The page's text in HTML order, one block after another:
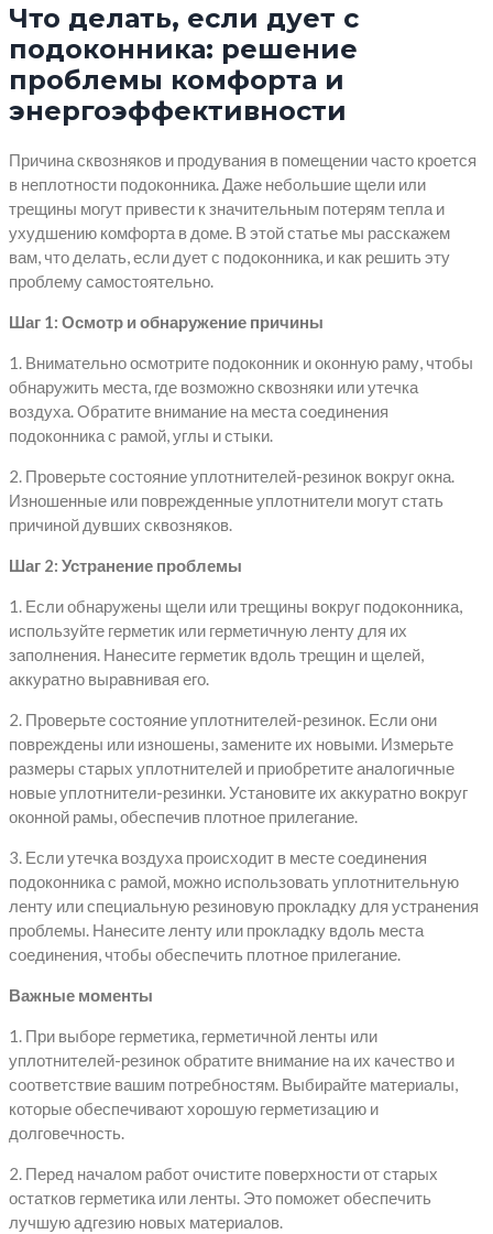
Что делать, если дует с
подоконника: решение
проблемы комфорта и
энергоэффективности
Причина сквозняков и продувания в помещении часто кроется
в неплотности подоконника. Даже небольшие щели или
трещины могут привести к значительным потерям тепла и
ухудшению комфорта в доме. В этой статье мы расскажем
вам, что делать, если дует с подоконника, и как решить эту
проблему самостоятельно.
Шаг 1: Осмотр и обнаружение причины
1. Внимательно осмотрите подоконник и оконную раму, чтобы
обнаружить места, где возможно сквозняки или утечка
воздуха. Обратите внимание на места соединения
подоконника с рамой, углы и стыки.
2. Проверьте состояние уплотнителей-резинок вокруг окна.
Изношенные или поврежденные уплотнители могут стать
причиной дувших сквозняков.
Шаг 2: Устранение проблемы
1. Если обнаружены щели или трещины вокруг подоконника,
используйте герметик или герметичную ленту для их
заполнения. Нанесите герметик вдоль трещин и щелей,
аккуратно выравнивая его.
2. Проверьте состояние уплотнителей-резинок. Если они
повреждены или изношены, замените их новыми. Измерьте
размеры старых уплотнителей и приобретите аналогичные
новые уплотнители-резинки. Установите их аккуратно вокруг
оконной рамы, обеспечив плотное прилегание.
3. Если утечка воздуха происходит в месте соединения
подоконника с рамой, можно использовать уплотнительную
ленту или специальную резиновую прокладку для устранения
проблемы. Нанесите ленту или прокладку вдоль места
соединения, чтобы обеспечить плотное прилегание.
Важные моменты
1. При выборе герметика, герметичной ленты или
уплотнителей-резинок обратите внимание на их качество и
соответствие вашим потребностям. Выбирайте материалы,
которые обеспечивают хорошую герметизацию и
долговечность.
2. Перед началом работ очистите поверхности от старых
остатков герметика или ленты. Это поможет обеспечить
лучшую адгезию новых материалов.